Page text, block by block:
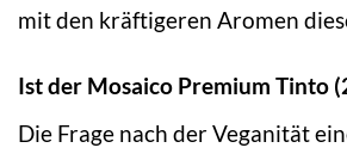
mit den kräftigeren Aromen
Ist der Mosaico Premium Tinto
Die Frage nach der Veganität